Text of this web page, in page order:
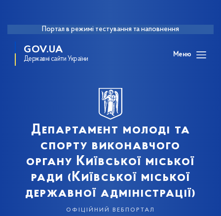
Портал в режимі тестування та наповнення
GOV.UA
Державні сайти України
Меню
Департамент молоді та
спорту виконавчого
органу Київської міської
ради (Київської міської
державної адміністрації)
офіційний вебпортал